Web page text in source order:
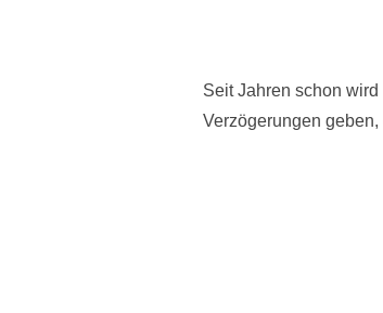
Seit Jahren schon
Verzögerungen